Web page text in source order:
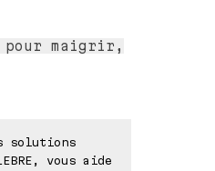
maigrir,
solutions
vous aide